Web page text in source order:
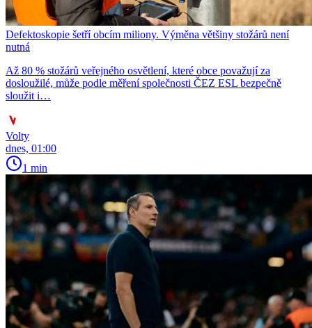
Defektoskopie šetří obcím miliony. Výměna většiny stožárů není
nutná
Až 80 % stožárů veřejného osvětlení, které obce považují za
dosloužilé, může podle měření společnosti ČEZ ESL bezpečně
sloužit i…
Volty
dnes, 01:00
1 min